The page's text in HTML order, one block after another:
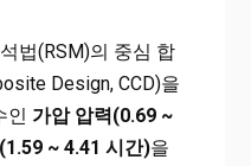
법(RSM)의 중심 합
Design, CCD)을
인 가압 압력(0.69 ~
~ 4.41 시간)을